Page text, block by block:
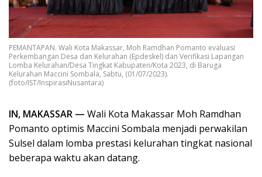
PEMANTAPAN. Wali Kota Makassar, Moh Ramdhan Pomanto evaluasi
Perkembangan Desa dan Kelurahan (Epdeskel) dan Verifikasi Lapangan
Lomba Kelurahan/Desa Tingkat Kabupaten/Kota 2023, di Baruga
Kelurahan Maccini Sombala, Sabtu, (01/07/2023).
(foto/IST/InspirasiNusantara)
IN, MAKASSAR — Wali Kota Makassar Moh Ramdhan
Pomanto optimis Maccini Sombala menjadi perwakilan
Sulsel dalam lomba prestasi kelurahan tingkat nasional
beberapa waktu akan datang.